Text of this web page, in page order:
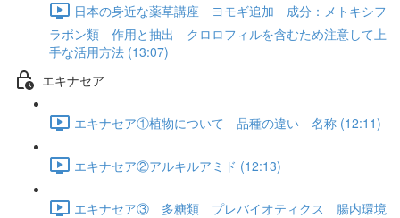
日本の身近な薬草講座 ヨモギ追加 成分：メトキシフ
ラボン類 作用と抽出 クロロフィルを含むため注意して上
手な活用方法 (13:07)
エキナセア
エキナセア①植物について 品種の違い 名称 (12:11)
エキナセア②アルキルアミド (12:13)
エキナセア③ 多糖類 プレバイオティクス 腸内環境